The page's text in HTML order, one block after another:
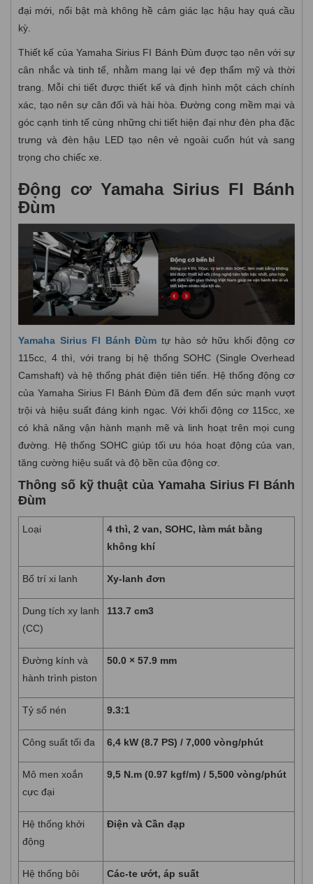
đại mới, nổi bật mà không hề cảm giác lạc hậu hay quá cầu
kỳ.
Thiết kế của Yamaha Sirius FI Bánh Đùm được tạo nên với sự
cân nhắc và tinh tế, nhằm mang lại vẻ đẹp thẩm mỹ và thời
trang. Mỗi chi tiết được thiết kế và định hình một cách chính
xác, tạo nên sự cân đối và hài hòa. Đường cong mềm mại và
góc cạnh tinh tế cùng những chi tiết hiện đại như đèn pha đặc
trưng và đèn hậu LED tạo nên vẻ ngoài cuốn hút và sang
trọng cho chiếc xe.
Động cơ Yamaha Sirius FI Bánh
Đùm
Yamaha Sirius FI Bánh Đùm tự hào sở hữu khối động cơ
115cc, 4 thì, với trang bị hệ thống SOHC (Single Overhead
Camshaft) và hệ thống phát điện tiên tiến. Hệ thống động cơ
của Yamaha Sirius FI Bánh Đùm đã đem đến sức mạnh vượt
trội và hiệu suất đáng kinh ngạc. Với khối động cơ 115cc, xe
có khả năng vận hành mạnh mẽ và linh hoạt trên mọi cung
đường. Hệ thống SOHC giúp tối ưu hóa hoạt động của van,
tăng cường hiệu suất và độ bền của động cơ.
Thông số kỹ thuật của Yamaha Sirius FI Bánh
Đùm
Loại
4 thì, 2 van, SOHC, làm mát bằng
không khí
Bố trí xi lanh Xy-lanh đơn
Dung tích xy lanh
(CC)
113.7 cm3
Đường kính và
hành trình piston
50.0 × 57.9 mm
Tỷ số nén 9.3:1
Công suất tối đa 6,4 kW (8.7 PS) / 7,000 vòng/phút
Mô men xoắn
cực đại
9,5 N.m (0.97 kgf/m) / 5,500 vòng/phút
Hệ thống khởi
động
Điện và Cần đạp
Hệ thống bôi
Các-te ướt, áp suất